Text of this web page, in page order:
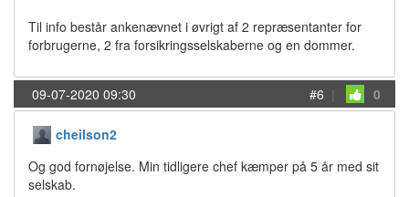
Til info består ankenævnet i øvrigt af 2 repræsentanter for
forbrugerne, 2 fra forsikringsselskaberne og en dommer.
09-07-2020 09:30 #6 | 0
cheilson2
Og god fornøjelse. Min tidligere chef kæmper på 5 år med sit
selskab.